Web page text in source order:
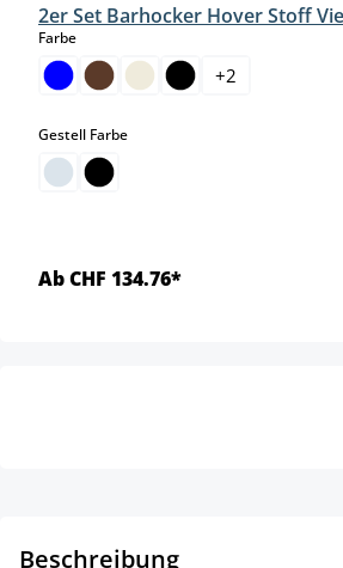
2er Set Barhocker Hover Stoff
Farbeauswählen
+2
Gestell Farbeauswählen
Ab CHF 134.76*
Beschreibung